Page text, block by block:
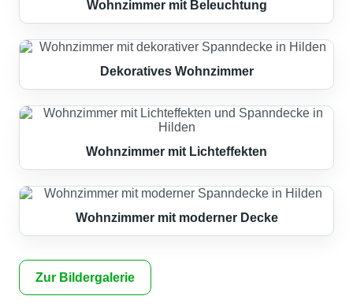
Wohnzimmer mit Beleuchtung
Dekoratives Wohnzimmer
Wohnzimmer mit Lichteffekten
Wohnzimmer mit moderner Decke
Zur Bildergalerie